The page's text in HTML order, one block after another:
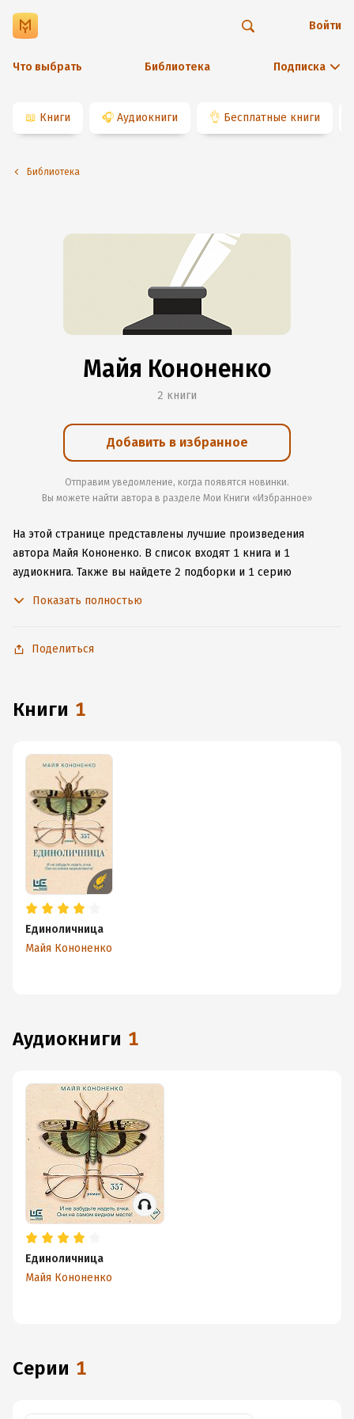
Что выбрать Библиотека Подписка
Войти
📖 Книги 🎧 Аудиокниги 👌 Бесплатные книги
Библиотека
Майя Кононенко
2 книги
Добавить в избранное
Отправим уведомление, когда появятся новинки.
Вы можете найти автора в разделе Мои Книги «Избранное»
На этой странице представлены лучшие произведения
автора Майя Кононенко. В список входят 1 книга и 1
аудиокнига. Также вы найдете 2 подборки и 1 серию
приложение для iOS или Android, чтобы не расставаться
Показать полностью
Поделиться
книги 1
Единоличница
Майя Кононенко
аудиокниги 1
Единоличница
Майя Кононенко
Серии 1